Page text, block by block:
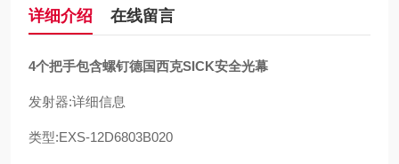
详细介绍 在线留言
4个把手包含螺钉德国西克SICK安全光幕
发射器:详细信息
类型:EXS-12D6803B020